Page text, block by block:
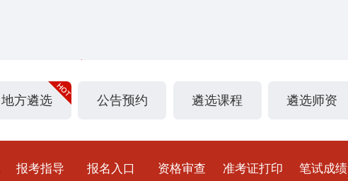
地方遴选 公告预约 遴选课程 遴选师资
报考指导 报名入口 资格审查 准考证打印 笔试成绩